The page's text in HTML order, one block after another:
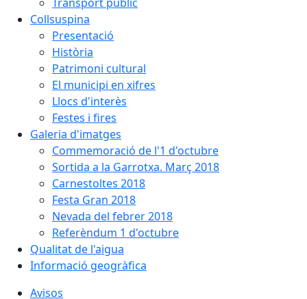
Collsuspina
Presentació
Història
Patrimoni cultural
El municipi en xifres
Llocs d'interès
Festes i fires
Galeria d'imatges
Commemoració de l'1 d'octubre
Sortida a la Garrotxa. Març 2018
Carnestoltes 2018
Festa Gran 2018
Nevada del febrer 2018
Referèndum 1 d'octubre
Qualitat de l'aigua
Informació geogràfica
Avisos